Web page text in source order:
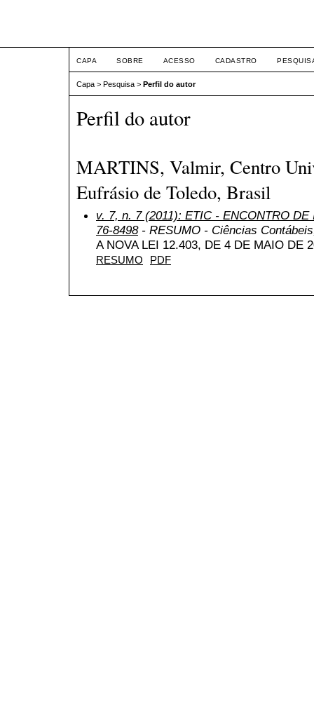
CAPA SOBRE ACESSO CADASTRO
Capa > Pesquisa > Perfil do autor
Perfil do autor
MARTINS, Valmir, Centro
Eufrásio de Toledo, Brasil
v. 7, n. 7 (2011): ETIC - ENCONTRO
76-8498- RESUMO - Ciências
A NOVA LEI 12.403, DE 4 DE MAIO DE
RESUMO PDF